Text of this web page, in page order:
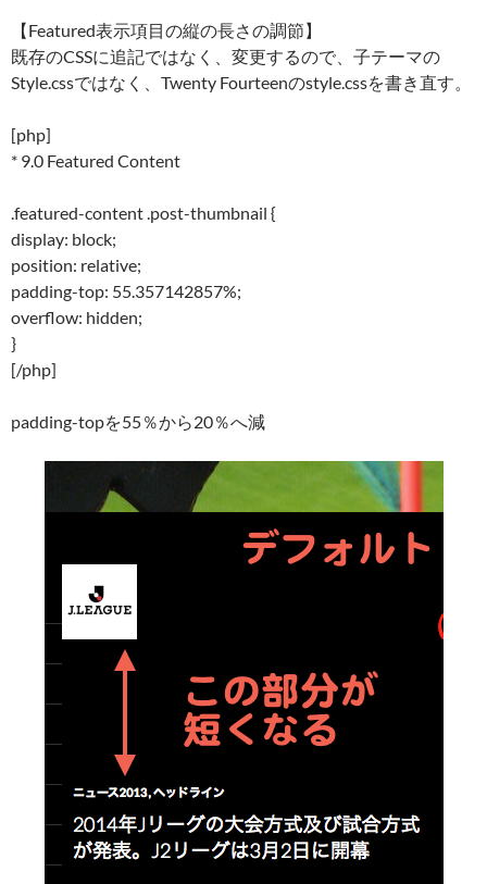
【Featured表示項目の縦の長さの調節】
既存のCSSに追記ではなく、変更するので、子テーマの
Style.cssではなく、Twenty Fourteenのstyle.cssを書き直す。
[php]
* 9.0 Featured Content
.featured-content .post-thumbnail {
display: block;
position: relative;
padding-top: 55.357142857%;
overflow: hidden;
}
[/php]
padding-topを55％から20％へ減